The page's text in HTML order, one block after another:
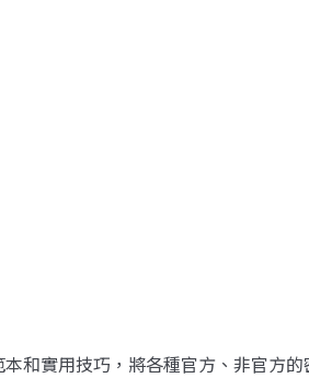
和實用技巧，將各種官方、非官方